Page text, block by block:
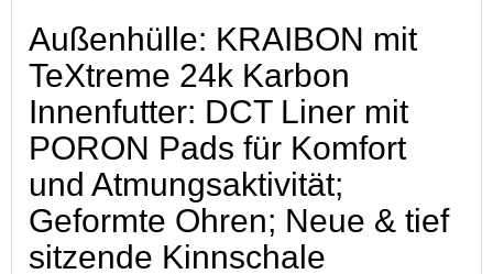
Außenhülle: KRAIBON mit
TeXtreme 24k Karbon
Innenfutter: DCT Liner mit
PORON Pads für Komfort
und Atmungsaktivität;
Geformte Ohren; Neue & tief
sitzende Kinnschale